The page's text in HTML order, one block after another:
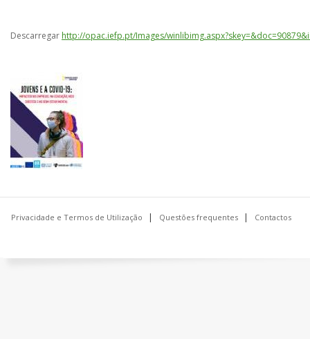
Descarregar http://opac.iefp.pt/Images/
Privacidade e Termos de Utilização Questões frequentes Contactos